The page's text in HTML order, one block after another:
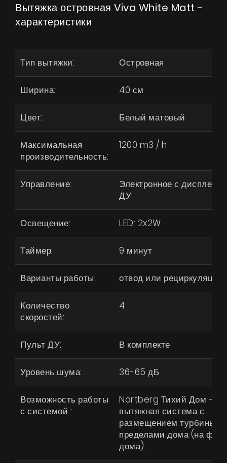
Вытяжка островная Viva White Matt -
характеристики
Тип вытяжки: Островная
Ширина: 40 см
Цвет: Белый матовый
Максимальная
производительность:
1200 m3 / h
Управление:
Электронное с дисплеем,
ДУ
Освещение: LED: 2x2W
Таймер: 9 минут
Варианты работы: отвод или рециркуляция
Количество
скоростей:
4
Пульт ДУ: В комплекте
Уровень шума: 36-65 дБ
Возможность работы
с системой :
Nortberg Тихий Дом -
вытяжная система с
размещением турбины за
пределами дома (на
дома).